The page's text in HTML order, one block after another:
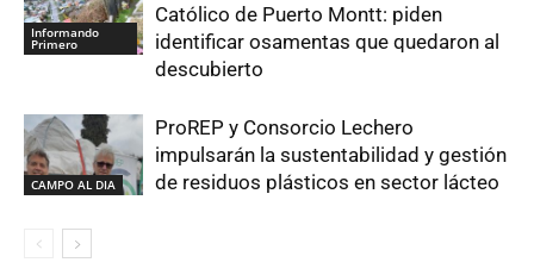
Informando
Primero
Católico de Puerto Montt: piden
identificar osamentas que quedaron al
descubierto
CAMPO AL DIA
ProREP y Consorcio Lechero
impulsarán la sustentabilidad y gestión
de residuos plásticos en sector lácteo